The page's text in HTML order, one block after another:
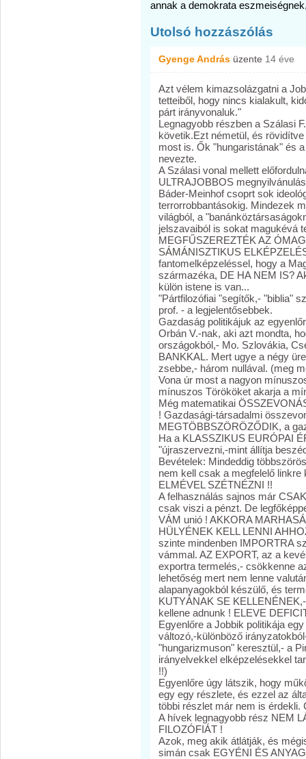
annak a demokrata
Utolsó hozzászólás
Gyenge András üzente 14 éve
Azt vélem kimazsolázgatni a
tetteiből, hogy nincs kialakult,
párt irányvonaluk."
Legnagyobb részben a Szálasi
követik.Ezt németül, és
most is. Ők "hungaristának" és
nevezte.
A Szálasi vonal mellett
ULTRAJOBBOS
Báder-Meinhof csoprt sok
terrorrobbantásokig. Mindezek
világból, a
jelszavaiból is sokat magukévá
MEGFŰSZEREZTÉK AZ
SÁMÁNISZTIKUS
fantomelképzeléssel, hogy a
származéka, DE HA NEM IS?
külön istene is van...
"Pártfilozófiai "segítők,- "biblia"
prof. - a legjelentősebbek.
Gazdaság politikájuk az
Orbán V.-nak, aki azt mondta,
országokból,- Mo. Szlovákia,
BANKKAL. Mert ugye a négy
zsebbe,- három nullával. (meg
Vona úr most a nagyon
mínuszos Törököket akarja a
Még matematikai
! Gazdasági-társadalmi
MEGTÖBBSZÖRÖZŐDIK, a
Ha a KLASSZIKUS EURÓPAI
"újraszervezni,-mint állítja
Bevételek: Mindeddig
nem kell csak a megfelelő
ELMÉVEL SZÉTNÉZNI !!
A felhasználás sajnos már
csak viszi a pénzt. De
VÁM unió ! AKKORA
HÜLYÉNEK KELL LENNI
szinte mindenben IMPORTRA
vámmal. AZ EXPORT, az a
exportra termelés,- csökkenne
lehetőség mert nem lenne
alapanyagokból készülő, és
KUTYÁNAK SE
kellene adnunk ! ELEVE
Egyenlőre a Jobbik politikája
változó,-különböző
"hungarizmuson" keresztül,- a
irányelvekkel elképzelésekkel
!!)
Egyenlőre úgy látszik, hogy
egy egy részlete, és ezzel az
többi részlet már nem is
A hívek legnagyobb rész NEM
FILOZÓFIÁT !
Azok, meg akik átlátják, és
simán csak EGYÉNI ÉS